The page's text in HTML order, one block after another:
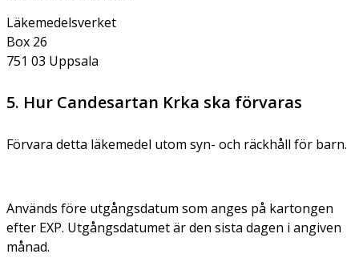
Läkemedelsverket
Box 26
751 03 Uppsala
5. Hur Candesartan Krka ska förvaras
Förvara detta läkemedel utom syn- och räckhåll för barn.
Används före utgångsdatum som anges på kartongen
efter EXP. Utgångsdatumet är den sista dagen i angiven
månad.